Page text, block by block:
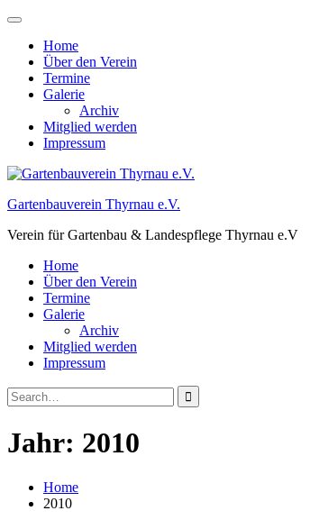
Skip
contentHome
Über den Verein
Termine
Galerie
Archiv
Mitglied werden
Impressum
Gartenbauverein Thyrnau e.V.
Verein für Gartenbau & Landespflege Thyrnau e.V
Home
Über den Verein
Termine
Galerie
Archiv
Mitglied werden
Impressum
Search
Close
Search
Search
for:
Jahr: 2010
Home
2010